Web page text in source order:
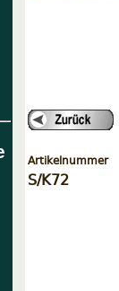
Artikelnummer
S/K72